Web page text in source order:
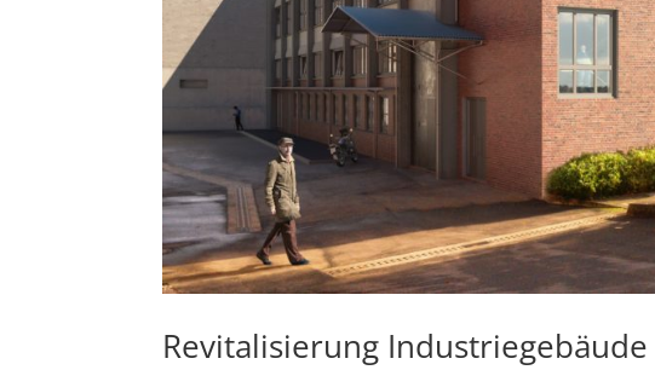
Revitalisierung Industriegebäude